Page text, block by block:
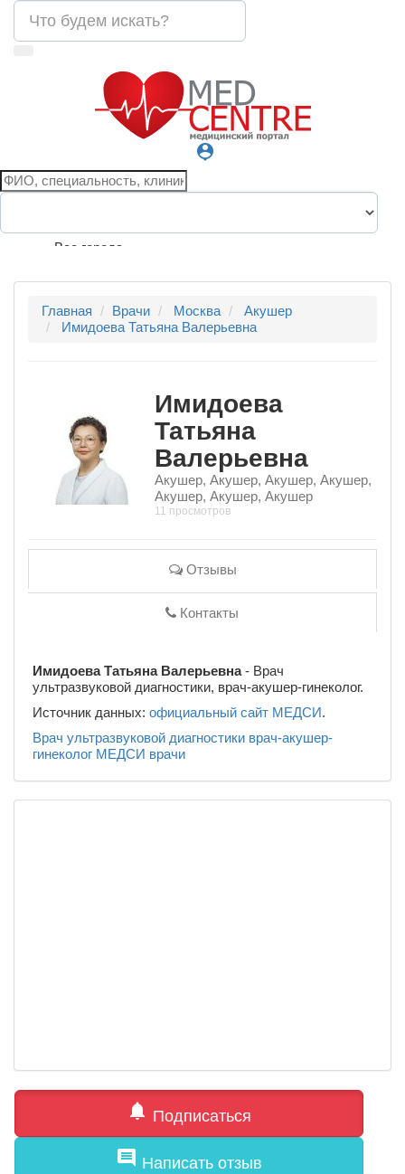
person_pin
Все города
Главная Врачи Москва
Акушер
Имидоева Татьяна Валерьевна
Имидоева
Татьяна
Валерьевна
Акушер, Акушер, Акушер, Акушер,
Акушер, Акушер, Акушер
11 просмотров
Отзывы
Контакты
Имидоева Татьяна Валерьевна- Врач
ультразвуковой диагностики, врач-акушер-гинеколог.
Источник данных: официальный сайт МЕДСИ.
Врач ультразвуковой диагностики врач-акушер-
гинеколог МЕДСИ врачи
notifications Подписаться
comment Написать отзыв